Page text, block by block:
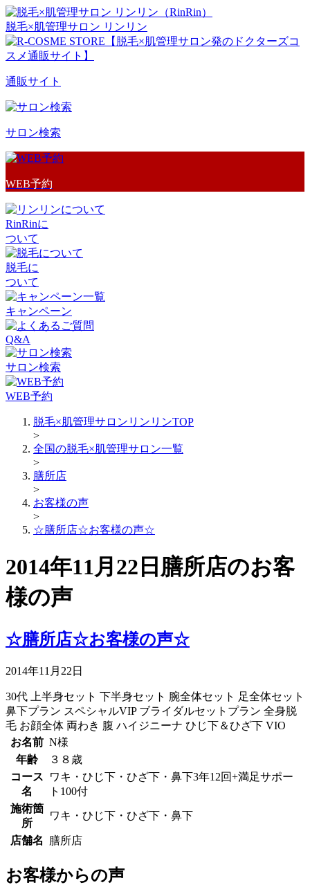
脱毛×肌管理サロン リンリン
通販サイト
サロン検索
WEB予約
RinRinに
ついて
脱毛に
ついて
キャンペーン
Q&A
サロン検索
WEB予約
脱毛×肌管理サロンリンリンTOP
>
全国の脱毛×肌管理サロン一覧
>
膳所店
>
お客様の声
>
☆膳所店☆お客様の声☆
2014年11月22日膳所店のお客
様の声
☆膳所店☆お客様の声☆
2014年11月22日
30代 上半身セット 下半身セット 腕全体セット 足全体セット
鼻下プラン スペシャルVIP ブライダルセットプラン 全身脱
毛 お顔全体 両わき 腹 ハイジニーナ ひじ下＆ひざ下 VIO
お名前 N様
年齢
３８歳
コース
名
ワキ・ひじ下・ひざ下・鼻下3年12回+満足サポー
ト100付
施術箇
所
ワキ・ひじ下・ひざ下・鼻下
店舗名 膳所店
お客様からの声